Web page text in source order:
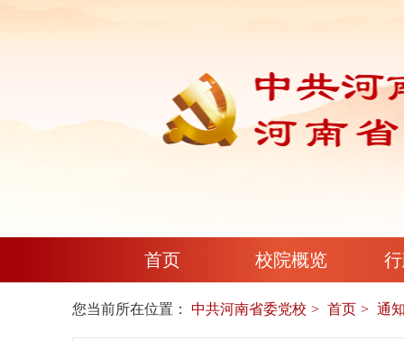
首页 校院概览
您当前所在位置： 中共河南省委党校 首页 通